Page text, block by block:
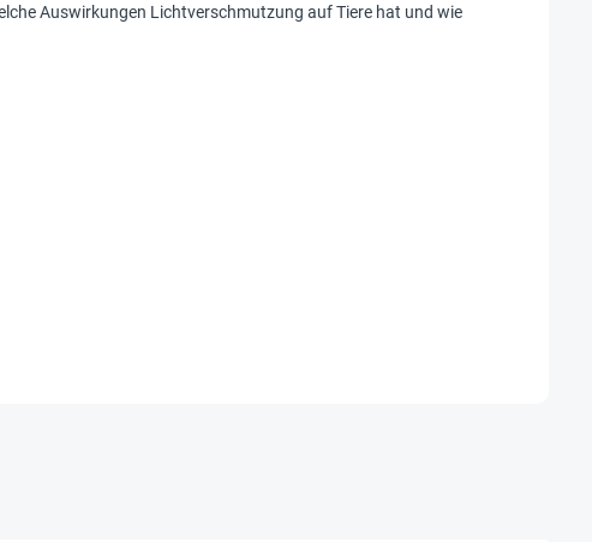
Auswirkungen Lichtverschmutzung auf Tiere hat und wie